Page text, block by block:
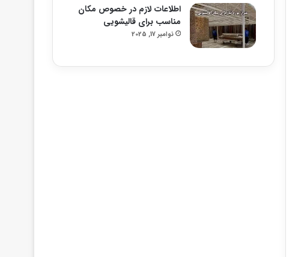
اطلاعات لازم در خصوص مکان
مناسب برای قالیشویی
نوامبر 17, 2025